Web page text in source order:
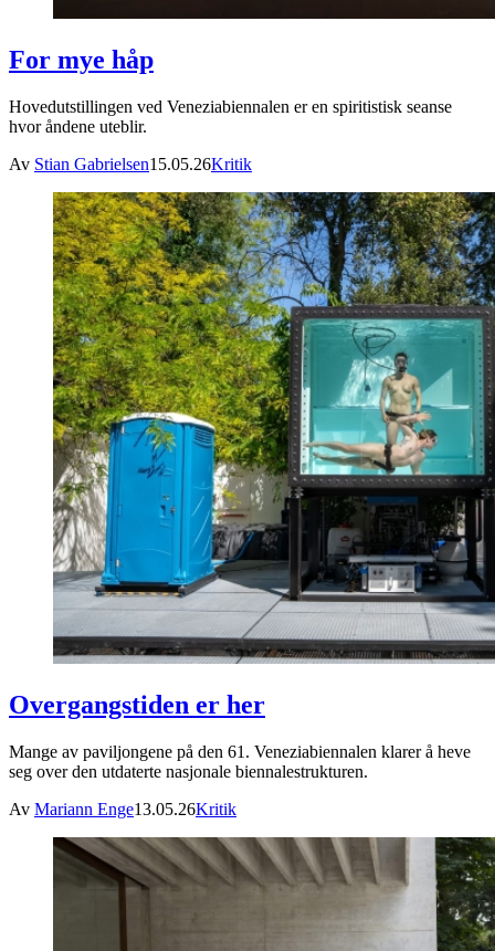
For mye håp
Hovedutstillingen ved Veneziabiennalen er en spiritistisk seanse
hvor åndene uteblir.
Av Stian Gabrielsen15.05.26Kritik
Overgangstiden er her
Mange av paviljongene på den 61. Veneziabiennalen klarer å heve
seg over den utdaterte nasjonale biennalestrukturen.
Av Mariann Enge13.05.26Kritik